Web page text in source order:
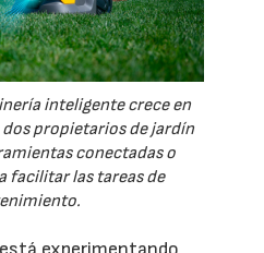
inteligente crece en
dos propietarios de jardín
conectadas o
facilitar las tareas de